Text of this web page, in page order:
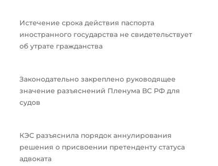
Истечение срока действия паспорта
иностранного государства не свидетельствует
об утрате гражданства
Законодательно закреплено руководящее
значение разъяснений Пленума ВС РФ для
судов
КЭС разъяснила порядок аннулирования
решения о присвоении претенденту статуса
адвоката